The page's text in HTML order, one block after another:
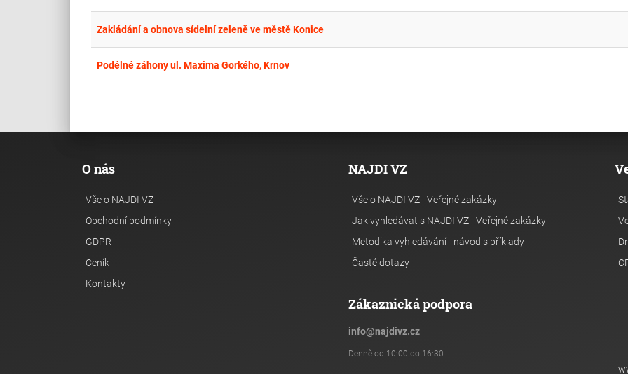
Zakládání a obnova sídelní zeleně ve městě Konice
Podélné záhony ul. Maxima Gorkého, Krnov
O nás
Vše o NAJDI VZ
Obchodní podmínky
GDPR
Ceník
Kontakty
NAJDI VZ
Vše o NAJDI VZ - Veřejné zakázky
Jak vyhledávat s NAJDI VZ - Veřejné zakázky
Metodika vyhledávání - návod s příklady
Časté dotazy
Zákaznická podpora
info@najdivz.cz
Denně od 10:00 do 16:30